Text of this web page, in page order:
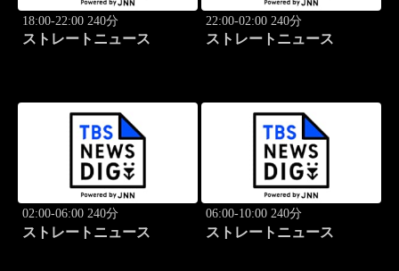
18:00-22:00 240分
ストレートニュース
22:00-02:00 240分
ストレートニュース
02:00-06:00 240分
ストレートニュース
06:00-10:00 240分
ストレートニュース